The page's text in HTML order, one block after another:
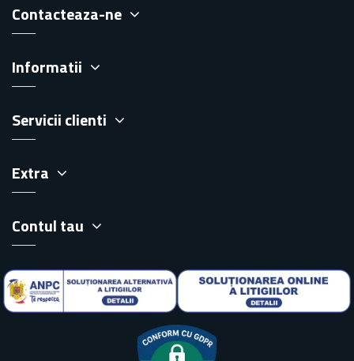
Contacteaza-ne
Informatii
Servicii clienti
Extra
Contul tau